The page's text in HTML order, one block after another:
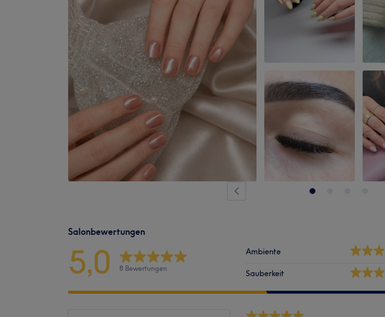
Salonbewertungen
5,0 8 Bewertungen
Ambiente
Sauberkeit